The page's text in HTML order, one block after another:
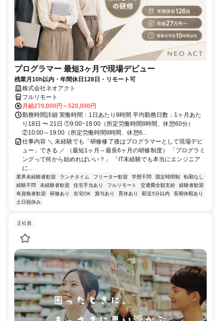
プログラマー 最短3ヶ月で現場デビュー
残業月10h以内・年間休日128日・リモート可
株式会社ネオアクト
フルリモート
月給270,000円～520,000円
勤務時間詳細 実働時間：1日あたり8時間 平均勤務日数：1ヶ月あた
り18日 〜 21日 ①9:00~18:00（所定労働時間8時間、休憩60分）
②10:00～19:00（所定労働時間8時間、休憩6...
仕事内容 ＼ 未経験でも「研修修了後はプログラマーとして現場デビ
ュー」できる ／ （最短1ヶ月～最長6ヶ月の研修制度） 「プログラミ
ングって何から始めればいい？」 「IT未経験でも本当にエンジニア
に...
業界未経験者歓迎 ランチタイム フリーター歓迎 学歴不問 固定時間制
転勤なし
経験不問
未経験者歓迎 住宅手当あり フルリモート 交通費全額支給
経験者歓迎
有資格者歓迎
研修あり 在宅OK 賞与あり 育休あり 駅近5分以内
長期休暇あり
土日祝休み
正社員